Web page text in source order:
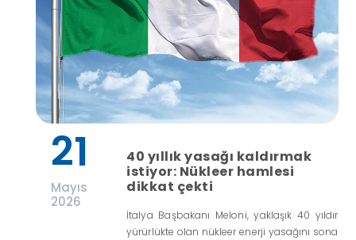
21
Mayıs
2026
40 yıllık yasağı kaldırmak
istiyor: Nükleer hamlesi
dikkat çekti
İtalya Başbakanı Meloni, yaklaşık 40 yıldır
yürürlükte olan nükleer enerji yasağını sona